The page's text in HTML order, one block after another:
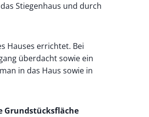
Stiegenhaus und durch
Hauses errichtet. Bei
überdacht sowie ein
in das Haus sowie in
Grundstücksfläche